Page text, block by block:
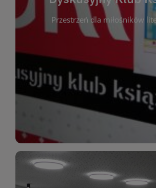
Przestrzeń dla miłośników
Dyskusyjny Klub
Dyskusyjny Klub Książki to
miłośników literatury, którzy lubią
opiniami i emocjami po lekturze.
regularnie, by rozmawiać o
różnych gatunków literackich.
okazja do inspirującej dyskusji,